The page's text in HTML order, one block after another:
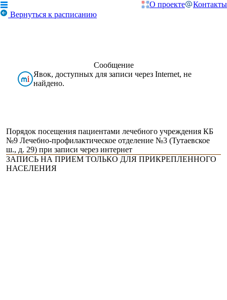
О проекте
Контакты
Вернуться к расписанию
Сообщение
Явок, доступных для записи через Internet, не
найдено.
Порядок посещения пациентами лечебного учреждения КБ
№9 Лечебно-профилактическое отделение №3 (Тутаевское
ш., д. 29) при записи через интернет
ЗАПИСЬ НА ПРИЕМ ТОЛЬКО ДЛЯ ПРИКРЕПЛЕННОГО
НАСЕЛЕНИЯ